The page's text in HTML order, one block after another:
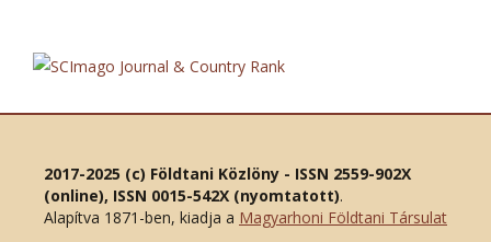
2017-2025 (c) Földtani Közlöny - ISSN 2559-902X
(online), ISSN 0015-542X (nyomtatott).
Alapítva 1871-ben, kiadja a Magyarhoni Földtani Társulat